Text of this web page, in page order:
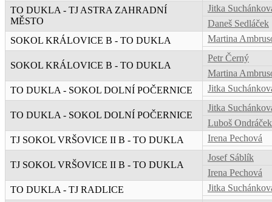
TO DUKLA - TJ ASTRA ZAHRADNÍ
MĚSTO
Jitka
Daneš Sedláček
SOKOL KRÁLOVICE B - TO DUKLA
Martina
SOKOL KRÁLOVICE B - TO DUKLA
Petr Černý
Martina
TO DUKLA - SOKOL DOLNÍ POČERNICE
Jitka
TO DUKLA - SOKOL DOLNÍ POČERNICE
Jitka
Luboš Ondráček
TJ SOKOL VRŠOVICE II B - TO DUKLA
Irena Pechová
TJ SOKOL VRŠOVICE II B - TO DUKLA
Josef Sáblík
Irena Pechová
TO DUKLA - TJ RADLICE
Jitka